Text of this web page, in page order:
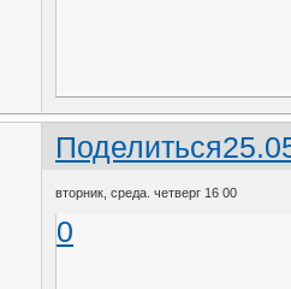
Поделиться
вторник, среда. четверг 16 00
0